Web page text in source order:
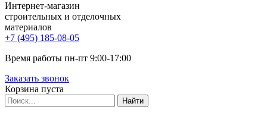
Интернет-магазин
строительных и отделочных
материалов
+7 (495) 185-08-05
Время работы пн-пт 9:00-17:00
Заказать звонок
Корзина пуста